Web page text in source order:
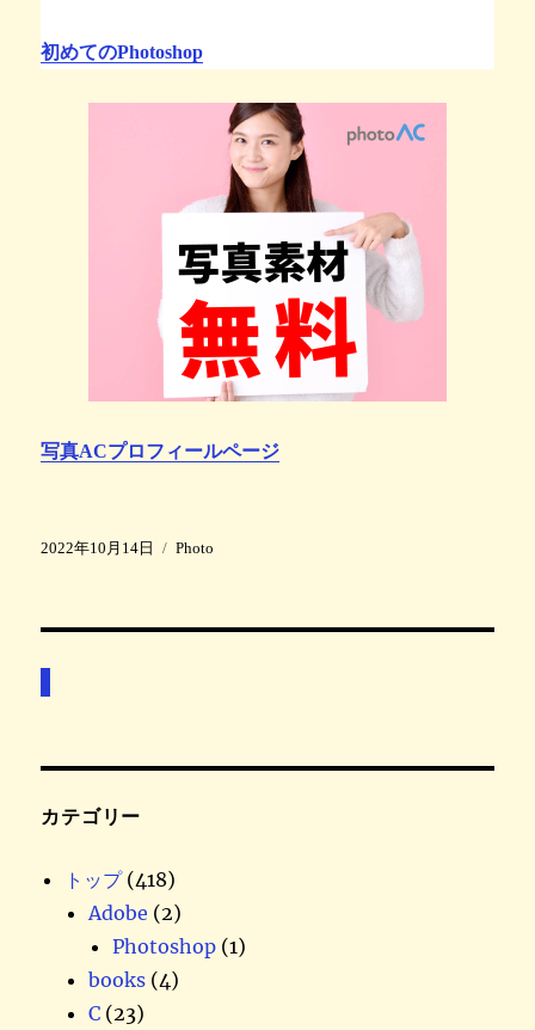
初めてのPhotoshop
写真ACプロフィールページ
投
2022年10月14日
カ
Photo
カテゴリー
トップ(418)
Adobe (2)
Photoshop (1)
books (4)
C (23)